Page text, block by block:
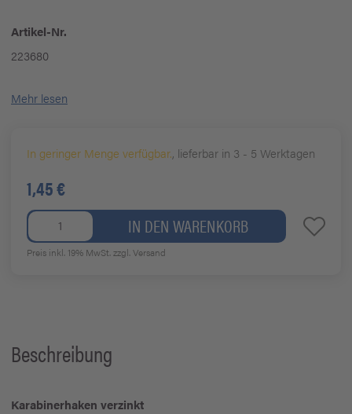
Artikel-Nr.
223680
Mehr lesen
In geringer Menge verfügbar., lieferbar in 3 - 5 Werktagen
1,45 €
IN DEN WARENKORB
Preis inkl. 19% MwSt.zzgl. Versand
Beschreibung
Karabinerhaken verzinkt